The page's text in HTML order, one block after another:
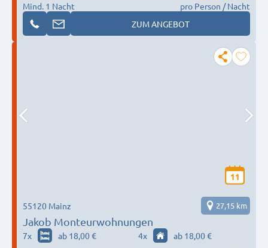
Mind. 1 Nacht
pro Person / Nacht
ZUM ANGEBOT
11
Jakob Monteurwohnungen
55120 Mainz 27,15 km
7x ab 18,00 € 4x ab 18,00 €